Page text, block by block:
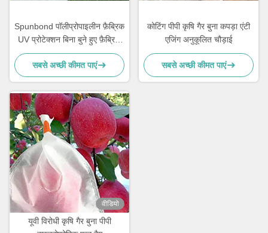
Spunbond पॉलीप्रोपाइलीन फ़ैब्रिक
UV प्रोटेक्शन बिना बुने हुए फ़ैब्रिक
रोल
सबसे अच्छी कीमत पाएं
कोटिंग पीपी कृषि गैर बुना कपड़ा एंटी
एजिंग अनुकूलित चौड़ाई
सबसे अच्छी कीमत पाएं
वीडियो
यूवी विरोधी कृषि गैर बुना पीपी